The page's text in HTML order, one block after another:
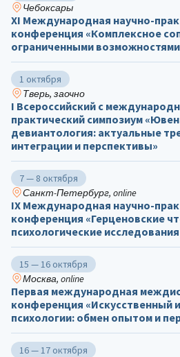
Чебоксары
ХΙ Международная научно-
конференция «Комплексное
ограниченными
1 октября
Тверь, заочно
I Всероссийский с
практический симпозиум
девиантология: актуальные
интеграции и перспективы»
7 — 8 октября
Санкт-Петербург, online
IX Международная научно-
конференция «Герценовские
психологические
15 — 16 октября
Москва, online
Первая международная
конференция «Искусственный
психологии: обмен опытом и
16 — 17 октября